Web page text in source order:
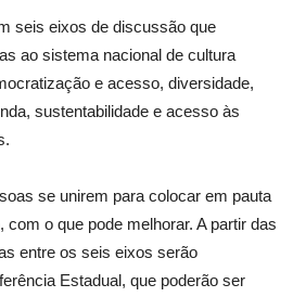
seis eixos de discussão que
ao sistema nacional de cultura
e acesso, diversidade,
sustentabilidade e acesso às
se unirem para colocar em pauta
com o que pode melhorar. A partir das
entre os seis eixos serão
Estadual, que poderão ser